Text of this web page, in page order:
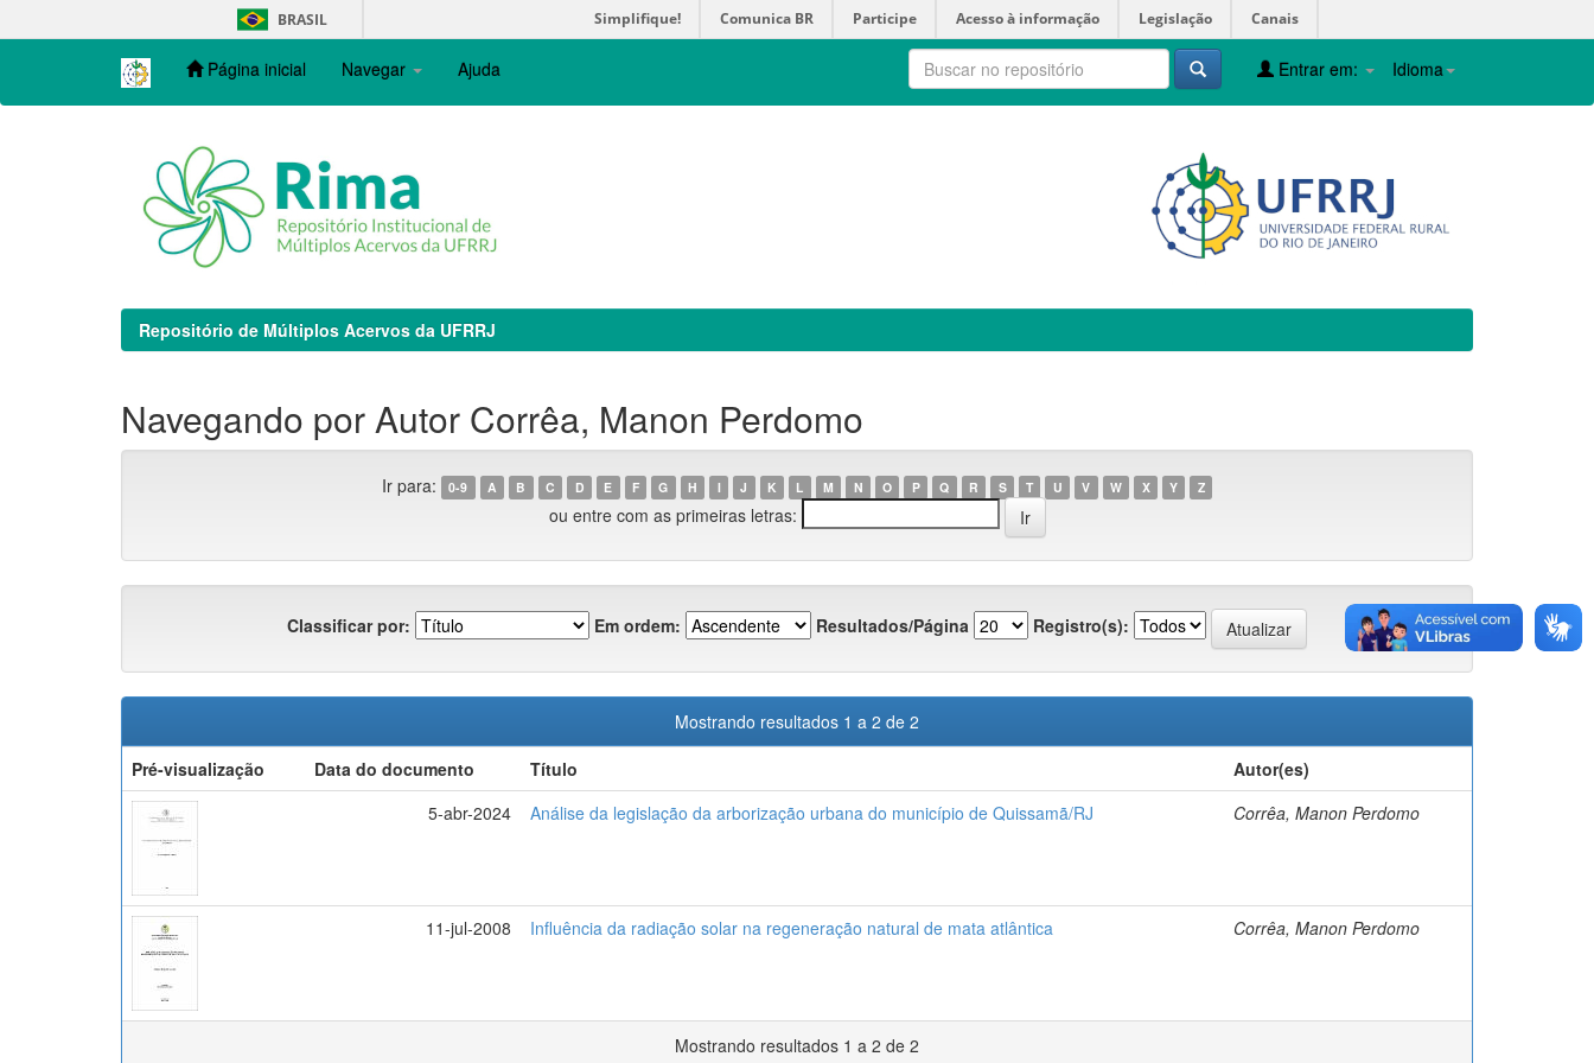
navigation
BRASIL Simplifique! Comunica BR Participe Acesso à informação Legislação Canais
Página inicial Navegar Ajuda Idioma
Entrar em:
Repositório de Múltiplos Acervos da UFRRJ
Navegando por Autor Corrêa, Manon Perdomo
Ir para: 0-9 A B C D E F G H I J K L M N O P Q R S T U V W X Y Z
ou entre com as primeiras letras:
Classificar por: Em ordem: Resultados/Página Registro(s):
Mostrando resultados 1 a 2 de 2
Pré-visualização
Data do documento Título
Autor(es)
5-abr-2024
Análise da legislação da arborização urbana do município de Quissamã/RJ Corrêa, Manon Perdomo
11-jul-2008 Influência da radiação solar na regeneração natural de mata atlântica Corrêa, Manon Perdomo
Mostrando resultados 1 a 2 de 2